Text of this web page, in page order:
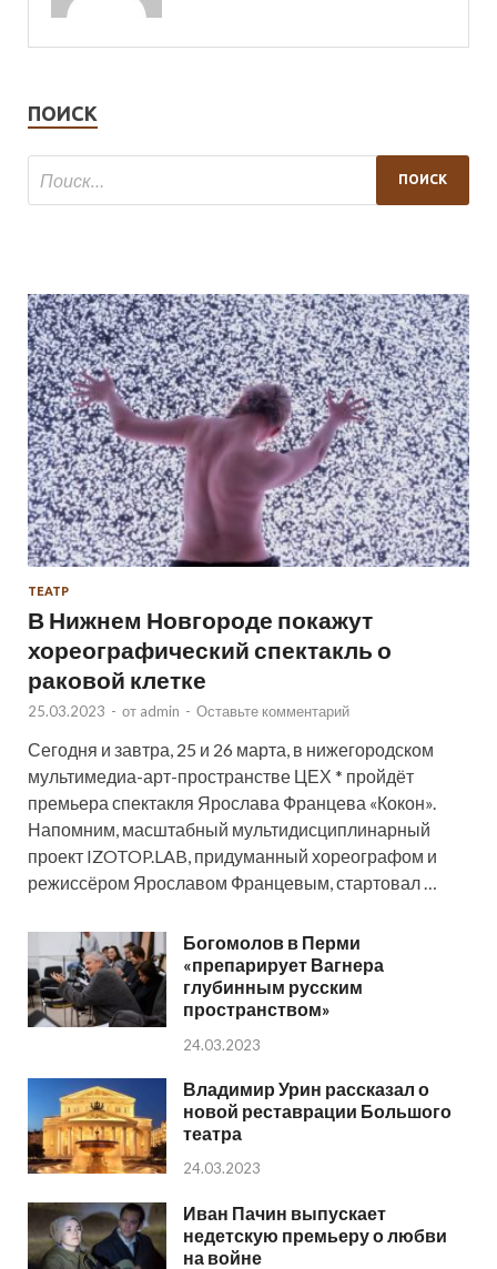
ПОИСК
ТЕАТР
В Нижнем Новгороде покажут
хореографический спектакль о
раковой клетке
25.03.2023 - от admin - Оставьте комментарий
Сегодня и завтра, 25 и 26 марта, в нижегородском
мультимедиа-арт-пространстве ЦЕХ * пройдёт
премьера спектакля Ярослава Францева «Кокон».
Напомним, масштабный мультидисциплинарный
проект IZOTOP.LAB, придуманный хореографом и
режиссёром Ярославом Францевым, стартовал …
Богомолов в Перми
«препарирует Вагнера
глубинным русским
пространством»
24.03.2023
Владимир Урин рассказал о
новой реставрации Большого
театра
24.03.2023
Иван Пачин выпускает
недетскую премьеру о любви
на войне